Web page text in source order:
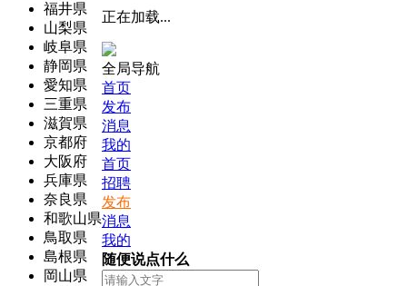
福井県
山梨県
岐阜県
静岡県
愛知県
三重県
滋賀県
京都府
大阪府
兵庫県
奈良県
和歌山県
鳥取県
島根県
岡山県
正在加载...
全局导航
首页
发布
消息
我的
首页
招聘
发布
消息
我的
随便说点什么